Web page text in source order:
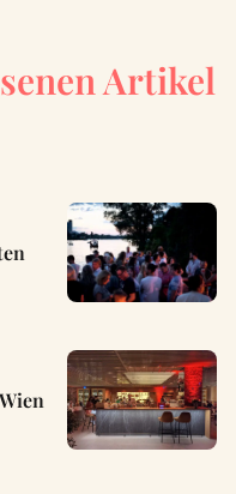
Artikel